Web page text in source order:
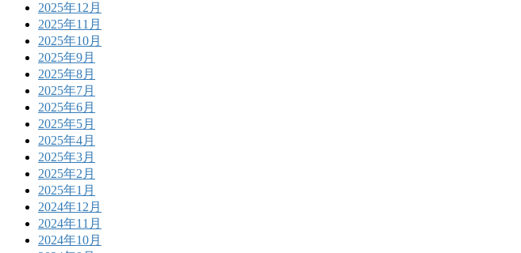
2025年12月
2025年11月
2025年10月
2025年9月
2025年8月
2025年7月
2025年6月
2025年5月
2025年4月
2025年3月
2025年2月
2025年1月
2024年12月
2024年11月
2024年10月